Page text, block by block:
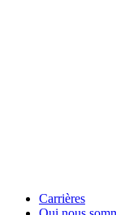
Carrières